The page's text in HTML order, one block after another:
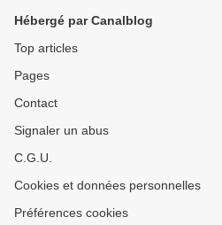
Hébergé par Canalblog
Top articles
Pages
Contact
Signaler un abus
C.G.U.
Cookies et données personnelles
Préférences cookies